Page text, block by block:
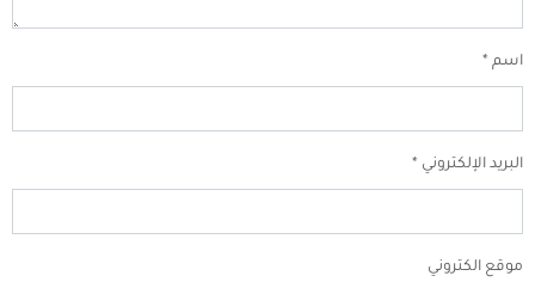
اسم *
البريد الإلكتروني *
موقع الكتروني